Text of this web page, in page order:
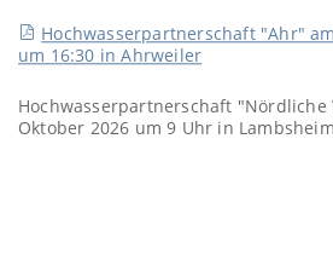
Hochwasserpartnerschaft "Ahr"
um 16:30 in Ahrweiler
Hochwasserpartnerschaft "Nördliche
Oktober 2026 um 9 Uhr in